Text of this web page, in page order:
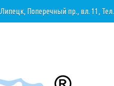
Липецк, Поперечный пр., вл. 11, Тел.